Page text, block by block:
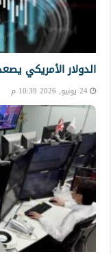
الدولار الأمريكي
24 يونيو, 2026 10:39 م